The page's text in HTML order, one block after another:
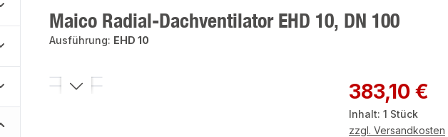
Maico Radial-Dachventilator EHD 10, DN 100
Ausführung: EHD 10
Bildergalerie überspringen Regulärer Preis:
383,10 €
Inhalt: 1 Stück
zzgl. Versandkosten